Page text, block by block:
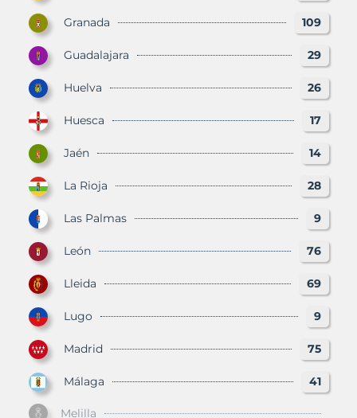
Granada 109
Guadalajara 29
Huelva 26
Huesca 17
Jaén 14
La Rioja 28
Las Palmas 9
León 76
Lleida 69
Lugo 9
Madrid 75
Málaga 41
Melilla